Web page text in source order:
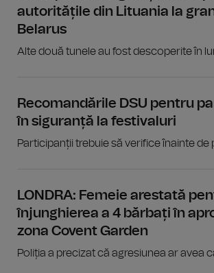
autoritățile din Lituania la
Belarus
Alte două tunele au fost descoperite în
Recomandările DSU pentru
în siguranță la festivaluri
Participanții trebuie să verifice înainte de
LONDRA: Femeie arestată
înjunghierea a 4 bărbați în
zona Covent Garden
Poliția a precizat că agresiunea ar avea